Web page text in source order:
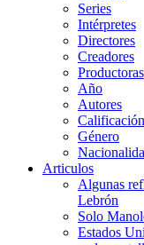
Series
Intérpretes
Directores
Creadores
Productoras
Año
Autores
Calificación
Género
Articulos
Algunas
Lebrón
Solo
Estados